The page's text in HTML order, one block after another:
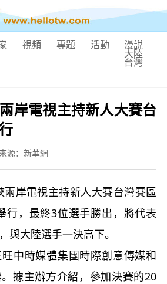
視頻 專題 活動 漫説
大陸
台灣
岸電視主持新人大賽台
來源：新華網
岸電視主持新人大賽台灣賽區
行，最終3位選手勝出，將代表
與大陸選手一決高下。
時媒體集團時際創意傳媒和
據主辦方介紹，參加決賽的20